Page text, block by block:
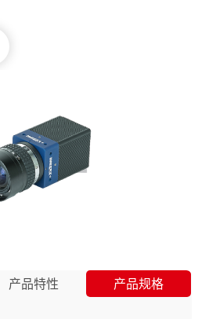
产品特性
产品规格